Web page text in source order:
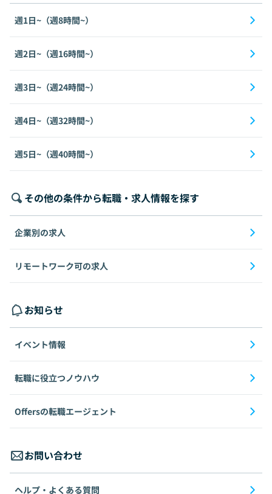
週1日~（週8時間~）
週2日~（週16時間~）
週3日~（週24時間~）
週4日~（週32時間~）
週5日~（週40時間~）
その他の条件から転職・求人情報を探す
企業別の求人
リモートワーク可の求人
お知らせ
イベント情報
転職に役立つノウハウ
Offersの転職エージェント
お問い合わせ
ヘルプ・よくある質問